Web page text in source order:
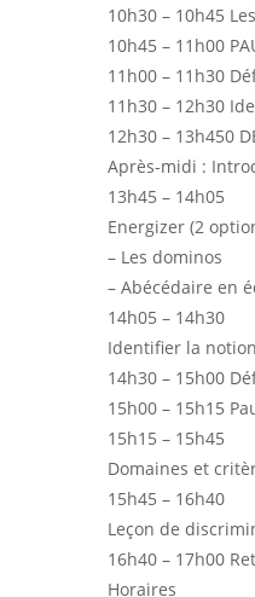
10h30 – 10h45
10h45 – 11h00
11h00 – 11h30
11h30 – 12h30
12h30 – 13h450
Après-midi :
13h45 – 14h05
Energizer (2
– Les dominos
– Abécédaire en
14h05 – 14h30
Identifier la
14h30 – 15h00
15h00 – 15h15
15h15 – 15h45
Domaines et
15h45 – 16h40
Leçon de
16h40 – 17h00
Horaires